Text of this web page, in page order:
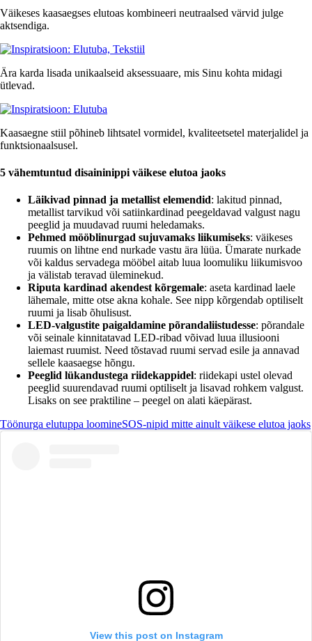
Väikeses kaasaegses elutoas kombineeri neutraalsed värvid julge
aktsendiga.
Ära karda lisada unikaalseid aksessuaare, mis Sinu kohta midagi
ütlevad.
Kaasaegne stiil põhineb lihtsatel vormidel, kvaliteetsetel materjalidel ja
funktsionaalsusel.
5 vähemtuntud disaininippi väikese elutoa jaoks
Läikivad pinnad ja metallist elemendid: lakitud pinnad,
metallist tarvikud või satiinkardinad peegeldavad valgust nagu
peeglid ja muudavad ruumi heledamaks.
Pehmed mööblinurgad sujuvamaks liikumiseks: väikeses
ruumis on lihtne end nurkade vastu ära lüüa. Ümarate nurkade
või kaldus servadega mööbel aitab luua loomuliku liikumisvoo
ja välistab teravad üleminekud.
Riputa kardinad akendest kõrgemale: aseta kardinad laele
lähemale, mitte otse akna kohale. See nipp kõrgendab optiliselt
ruumi ja lisab õhulisust.
LED-valgustite paigaldamine põrandaliistudesse: põrandale
või seinale kinnitatavad LED-ribad võivad luua illusiooni
laiemast ruumist. Need tõstavad ruumi servad esile ja annavad
sellele kaasaegse hõngu.
Peeglid lükandustega riidekappidel: riidekapi ustel olevad
peeglid suurendavad ruumi optiliselt ja lisavad rohkem valgust.
Lisaks on see praktiline – peegel on alati käepärast.
Töönurga elutuppa loomineSOS-nipid mitte ainult väikese elutoa jaoks
View this post on Instagram